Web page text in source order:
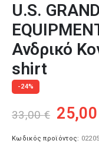
U.S.
Ανδρικό
shirt
-24%
33,00€
was:
25,00
Κωδικός προϊόντος: